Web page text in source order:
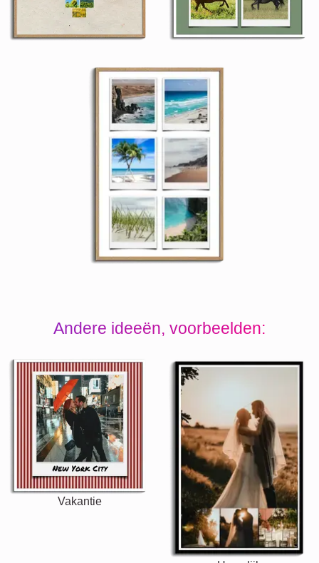
Andere ideeën, voorbeelden:
Vakantie